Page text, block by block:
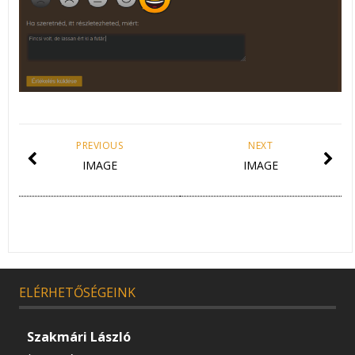
NEXT
IMAGE
PREVIOUS
IMAGE
ELÉRHETŐSÉGEINK
Szakmári László